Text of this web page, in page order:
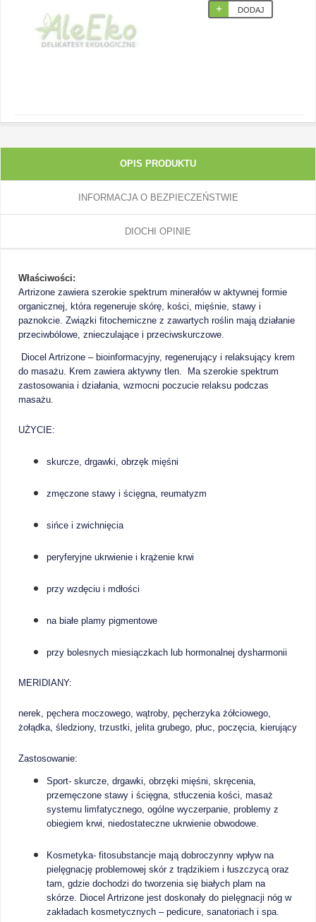
DODAJ
OPIS PRODUKTU
INFORMACJA O BEZPIECZEŃSTWIE
DIOCHI OPINIE
Właściwości:
Artrizone zawiera szerokie spektrum minerałów w aktywnej formie
organicznej, która regeneruje skórę, kości, mięśnie, stawy i
paznokcie. Związki fitochemiczne z zawartych roślin mają działanie
przeciwbólowe, znieczulające i przeciwskurczowe.
Diocel Artrizone – bioinformacyjny, regenerujący i relaksujący krem
do masażu. Krem zawiera aktywny tlen. Ma szerokie spektrum
zastosowania i działania, wzmocni poczucie relaksu podczas
masażu.
UŻYCIE:
skurcze, drgawki, obrzęk mięśni
zmęczone stawy i ścięgna, reumatyzm
sińce i zwichnięcia
peryferyjne ukrwienie i krążenie krwi
przy wzdęciu i mdłości
na białe plamy pigmentowe
przy bolesnych miesiączkach lub hormonalnej dysharmonii
MERIDIANY:
nerek, pęchera moczowego, wątroby, pęcherzyka żółciowego,
żołądka, śledziony, trzustki, jelita grubego, płuc, poczęcia, kierujący
Zastosowanie:
Sport- skurcze, drgawki, obrzęki mięśni, skręcenia,
przemęczone stawy i ścięgna, stłuczenia kości, masaż
systemu limfatycznego, ogólne wyczerpanie, problemy z
obiegiem krwi, niedostateczne ukrwienie obwodowe.
Kosmetyka- fitosubstancje mają dobroczynny wpływ na
pielęgnację problemowej skór z trądzikiem i łuszczycą oraz
tam, gdzie dochodzi do tworzenia się białych plam na
skórze. Diocel Artrizone jest doskonały do pielęgnacji nóg w
zakładach kosmetycznych – pedicure, sanatoriach i spa.